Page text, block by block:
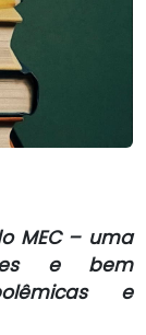
MEC – uma
e bem
e